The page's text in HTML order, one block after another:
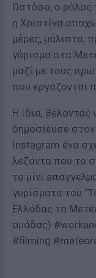
Ωστόσο, ο ρόλος
η Χριστίνα
μέρες, μάλιστα,
γύρισμα στα
μαζί με τους
που εργάζονται
Η ίδια, θέλοντας
δημοσίευσε
Instagram ένα
λεζάντα που το
το μίνι
γυρίσματα του
Ελλάδας τα
ομάδας)
#filming